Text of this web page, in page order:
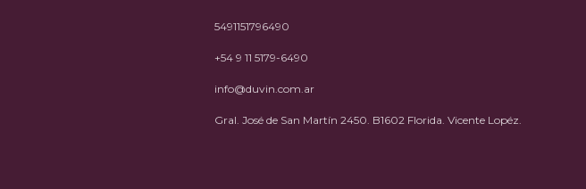
5491151796490
+54 9 11 5179-6490
info@duvin.com.ar
Gral. José de San Martín 2450. B1602 Florida. Vicente Lopéz.